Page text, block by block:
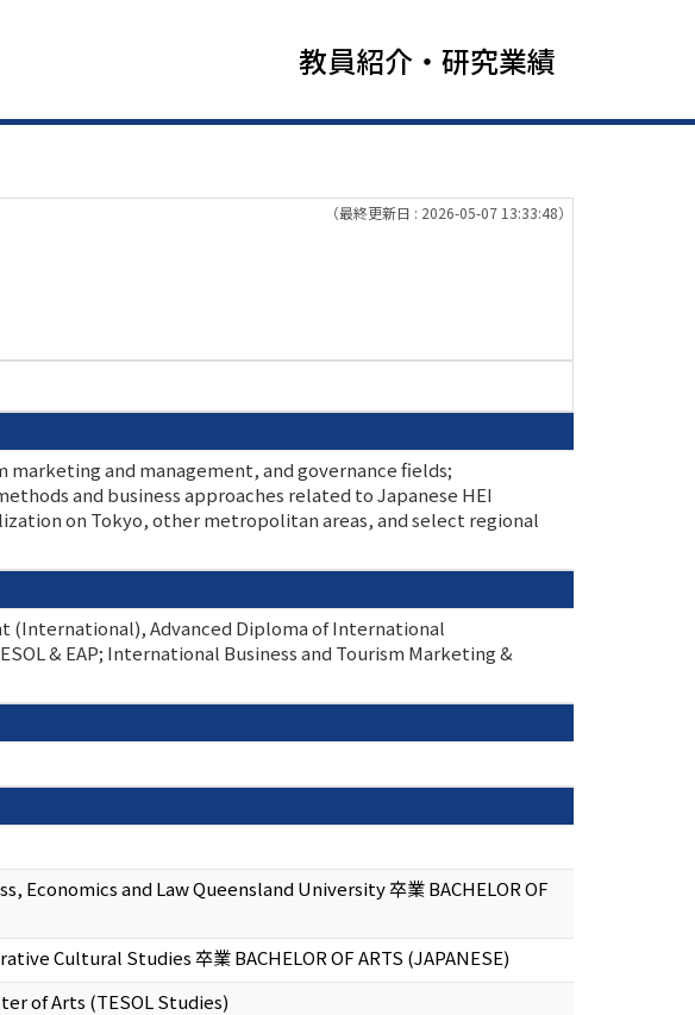
教員紹介・研究業績
（最終更新日 : 2026-05-07 13:33:48）
and management, and governance fields;
and business approaches related to Japanese HEI
on Tokyo, other metropolitan areas, and select regional
(International), Advanced Diploma of International
& EAP; International Business and Tourism Marketing &
and Law Queensland University 卒業 BACHELOR OF
Cultural Studies 卒業 BACHELOR OF ARTS (JAPANESE)
of Arts (TESOL Studies)